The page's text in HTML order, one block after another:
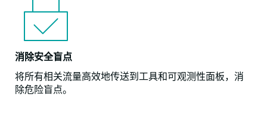
消除安全盲点
将所有相关流量高效地传送到工具和可观测性面板，消
除危险盲点。